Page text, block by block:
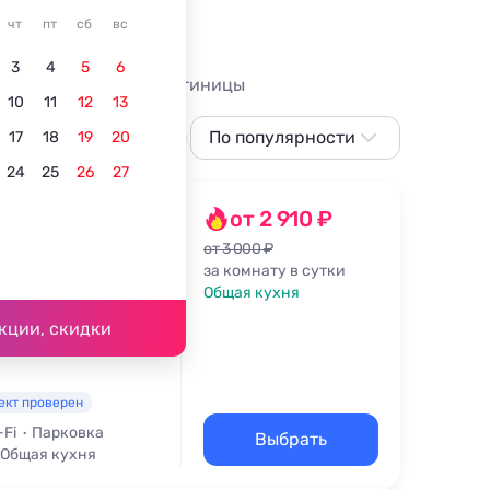
чт пт сб вс
3 4 5
6
10 11 12
13
17 18 19
20
24 25 26
27
скидки
в 2026. Гостиницы
С бассейном с подогревом Вид на горы
По популярности
Сначала дешевле
Сначала дороже
Ближе к морю
км
проверен
Fi
Парковка
Общая кухня
от 2 910 ₽
от 3 000 ₽
за комнату в сутки
Общая кухня
Выбрать